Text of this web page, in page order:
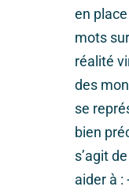
en
mots
réalité
des
se
bien
s’agit
aider à